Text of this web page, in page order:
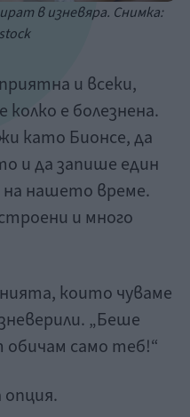
в изневяра. Снимка:
и всеки,
е болезнена.
като Бионсе, да
и да запише един
нашето време.
и много
които чуваме
„Беше
само теб!“